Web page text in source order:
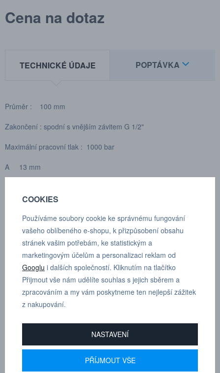
Cena na dotaz
TECHNICKÉ ÚDAJE POPTÁVKA
Průměr : 100 mm
Zakončení : spodní s vnějším závitem G 1/2"
Maximální pracovní tlak : 1000 bar
A 13 mm
D 101 mm
E 110,6 mm
F 86 mm
N 22 mm
a černým tiskem. Ručičky jsou z hliníku, nebo z nerez. oceli.
COOKIES
Používáme soubory cookie ke správnému fungování
vašeho oblíbeného e-shopu, k přizpůsobení obsahu
stránek vašim potřebám, ke statistickým a
marketingovým účelům a personalizaci reklam od
Googlu i dalších společností. Kliknutím na tlačítko
Přijmout vše nám udělíte souhlas s jejich sběrem a
zpracováním a my vám poskytneme ten nejlepší zážitek
z nakupování.
NASTAVENÍ
PŘÍJMOUT VŠE